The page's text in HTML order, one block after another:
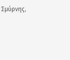
Σμύρνης,